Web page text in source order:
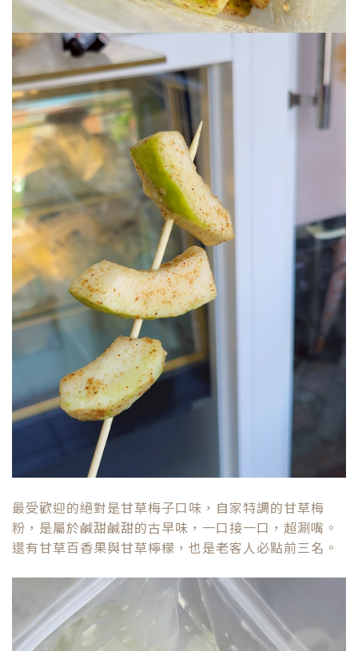
最受歡迎的絕對是甘草梅子口味，自家特調的甘草梅
粉，是屬於鹹甜鹹甜的古早味，一口接一口，超涮嘴。
還有甘草百香果與甘草檸檬，也是老客人必點前三名。